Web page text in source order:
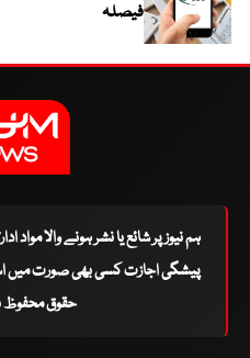
فیصلہ
ہم نیوز پر شائع یا نشر ہونے والا
پیشگی اجازت کسی بھی صورت میں
حقوق محفوظ